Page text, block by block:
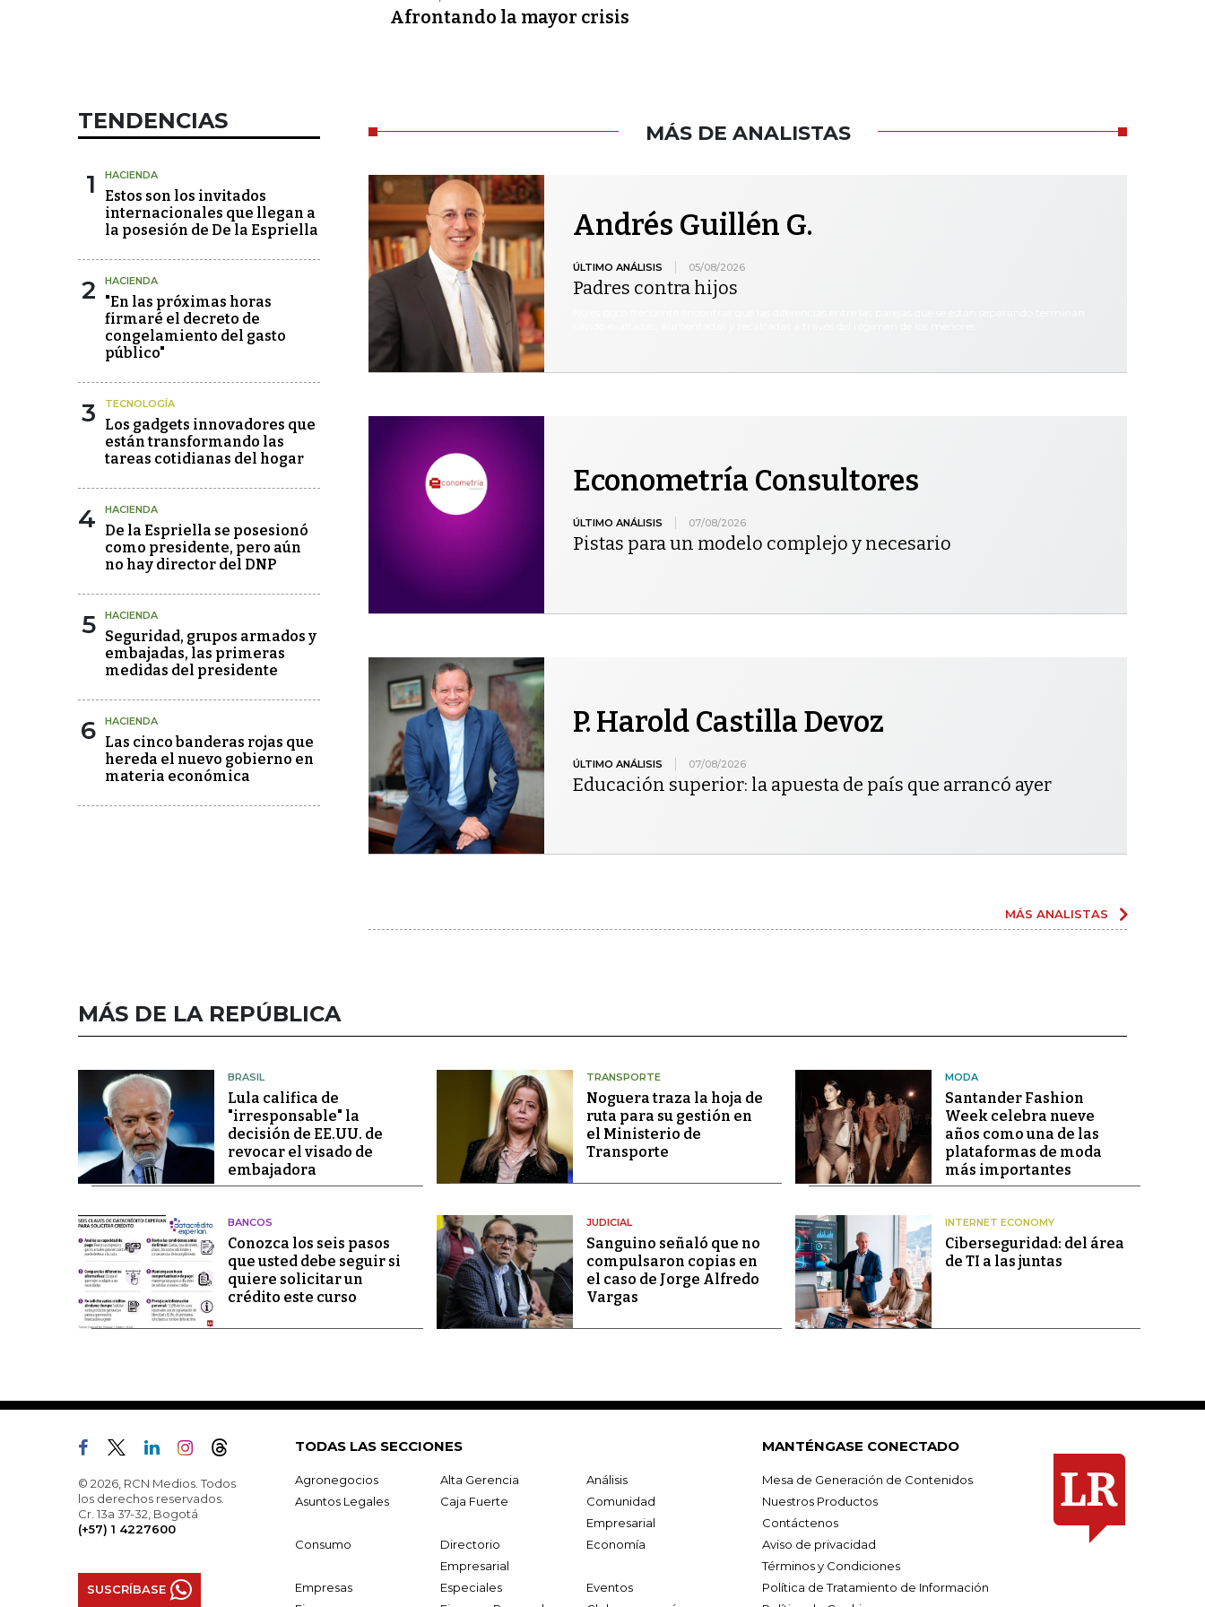
Afrontando la mayor crisis
TENDENCIAS
1 HACIENDA
Estos son los invitados
internacionales que llegan a
la posesión de De la Espriella
2 HACIENDA
"En las próximas horas
firmaré el decreto de
congelamiento del gasto
público"
3 TECNOLOGÍA
Los gadgets innovadores que
están transformando las
tareas cotidianas del hogar
4 HACIENDA
De la Espriella se posesionó
como presidente, pero aún
no hay director del DNP
5 HACIENDA
Seguridad, grupos armados y
embajadas, las primeras
medidas del presidente
6 HACIENDA
Las cinco banderas rojas que
hereda el nuevo gobierno en
materia económica
MÁS DE ANALISTAS
Andrés Guillén G.
ÚLTIMO ANÁLISIS 05/08/2026
Padres contra hijos
Econometría Consultores
ÚLTIMO ANÁLISIS 07/08/2026
Pistas para un modelo complejo y necesario
P. Harold Castilla Devoz
ÚLTIMO ANÁLISIS 07/08/2026
Educación superior: la apuesta de país que arrancó ayer
MÁS ANALISTAS
MÁS DE LA REPÚBLICA
BRASIL
Lula califica de
"irresponsable" la
decisión de EE.UU. de
revocar el visado de
embajadora
TRANSPORTE
Noguera traza la hoja de
ruta para su gestión en
el Ministerio de
Transporte
MODA
Santander Fashion
Week celebra nueve
años como una de las
plataformas de moda
más importantes
BANCOS
Conozca los seis pasos
que usted debe seguir si
quiere solicitar un
crédito este curso
JUDICIAL
Sanguino señaló que no
compulsaron copias en
el caso de Jorge Alfredo
Vargas
INTERNET ECONOMY
Ciberseguridad: del área
de TI a las juntas
© 2026, RCN Medios. Todos
los derechos reservados.
Cr. 13a 37-32, Bogotá
(+57) 1 4227600
SUSCRÍBASE
TODAS LAS SECCIONES
Agronegocios Alta Gerencia
Análisis
Asuntos Legales
Caja Fuerte
Comunidad
Empresarial
Consumo
Directorio
Empresarial
Economía
Empresas Especiales
Eventos
MANTÉNGASE CONECTADO
Mesa de Generación de Contenidos
Nuestros Productos
Contáctenos
Aviso de privacidad
Términos y Condiciones
Política de Tratamiento de Información